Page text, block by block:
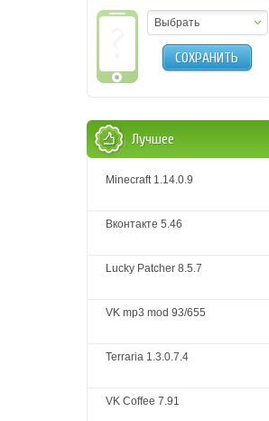
Выбрать
СОХРАНИТЬ
Лучшее
Minecraft 1.14.0.9
Вконтакте 5.46
Lucky Patcher 8.5.7
VK mp3 mod 93/655
Terraria 1.3.0.7.4
VK Coffee 7.91